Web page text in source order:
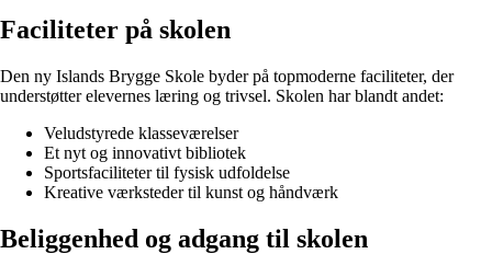
Faciliteter på skolen
Den ny Islands Brygge Skole byder på topmoderne faciliteter, der
understøtter elevernes læring og trivsel. Skolen har blandt andet:
Veludstyrede klasseværelser
Et nyt og innovativt bibliotek
Sportsfaciliteter til fysisk udfoldelse
Kreative værksteder til kunst og håndværk
Beliggenhed og adgang til skolen